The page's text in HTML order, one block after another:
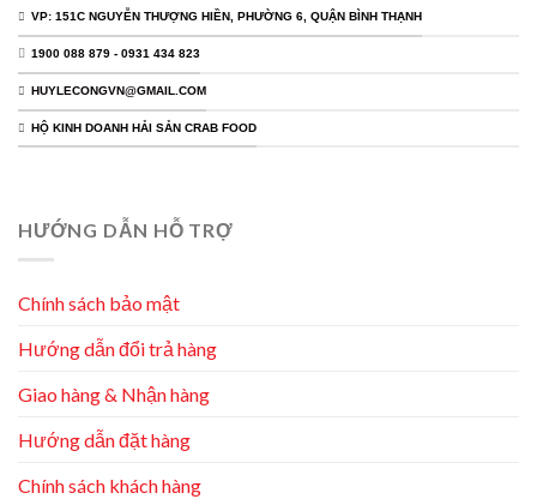
VP: 151C NGUYỄN THƯỢNG HIỀN, PHƯỜNG 6, QUẬN BÌNH THẠNH
1900 088 879 - 0931 434 823
HUYLECONGVN@GMAIL.COM
HỘ KINH DOANH HẢI SẢN CRAB FOOD
HƯỚNG DẪN HỖ TRỢ
Chính sách bảo mật
Hướng dẫn đổi trả hàng
Giao hàng & Nhận hàng
Hướng dẫn đặt hàng
Chính sách khách hàng